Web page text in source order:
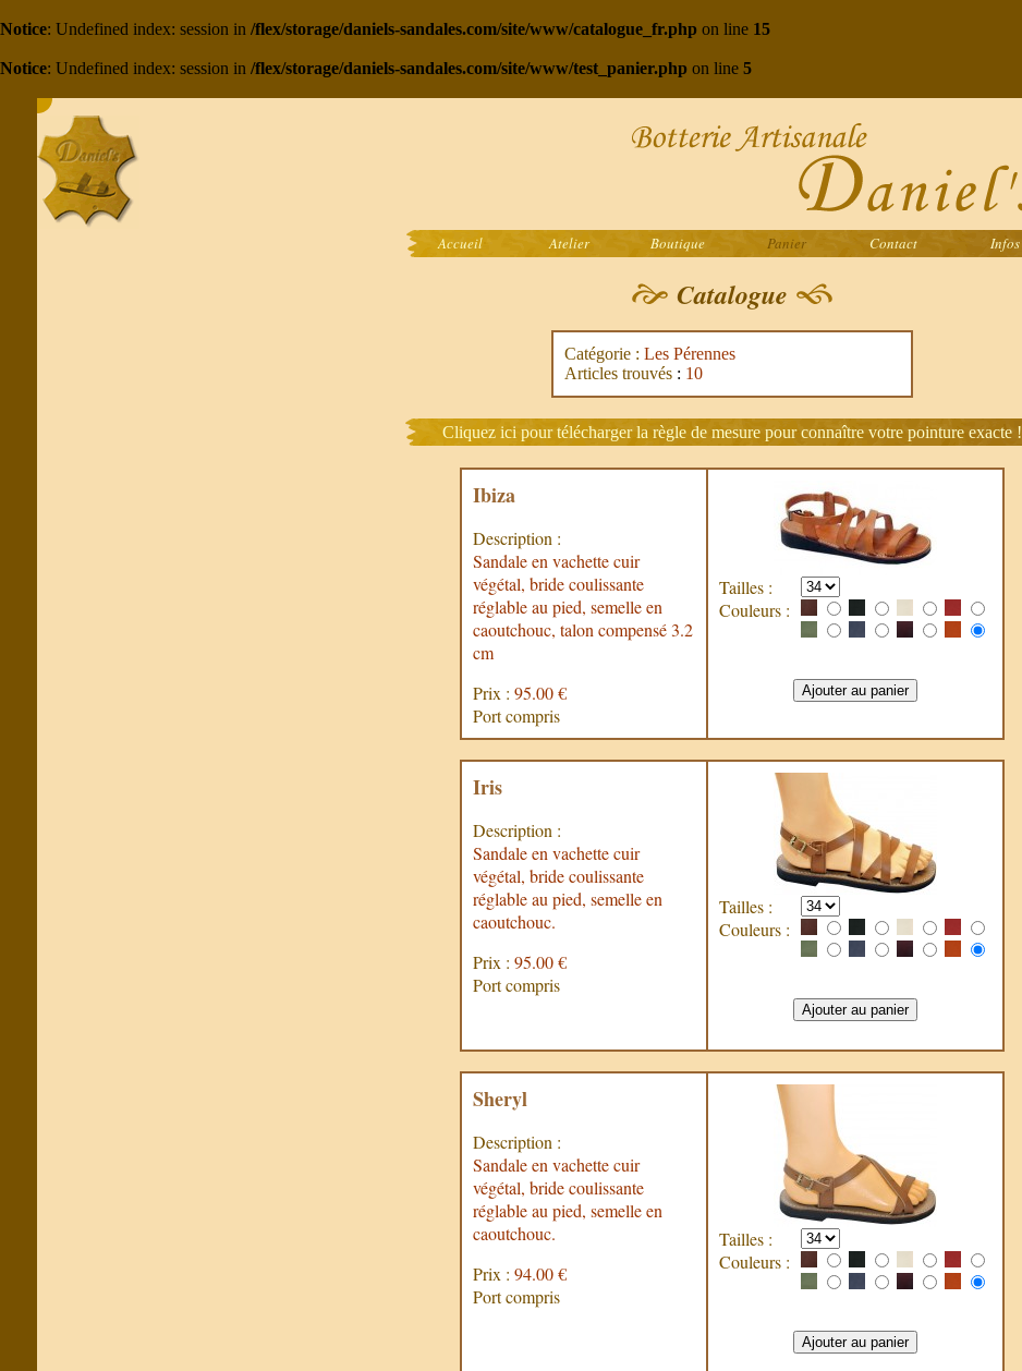
Notice: Undefined index: session in /flex/storage/daniels-sandales.com/site/www/catalogue_fr.php on line 15
Notice: Undefined index: session in /flex/storage/daniels-sandales.com/site/www/test_panier.php on line 5
Accueil Atelier Boutique Panier Contact Infos
Catalogue
Catégorie : Les Pérennes
Articles trouvés : 10
Cliquez ici pour télécharger la règle de mesure pour connaître votre pointure exacte !
Ibiza
Description :
Sandale en vachette cuir
végétal, bride coulissante
réglable au pied, semelle en
caoutchouc, talon compensé 3.2
cm
Prix : 95.00 €
Port compris
Tailles :
Couleurs :
Iris
Description :
Sandale en vachette cuir
végétal, bride coulissante
réglable au pied, semelle en
caoutchouc.
Prix : 95.00 €
Port compris
Tailles :
Couleurs :
Sheryl
Description :
Sandale en vachette cuir
végétal, bride coulissante
réglable au pied, semelle en
caoutchouc.
Prix : 94.00 €
Port compris
Tailles :
Couleurs :